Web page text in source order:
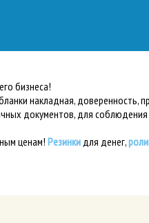
бизнеса!
накладная, доверенность,
документов, для
ценам! Резинки для денег,